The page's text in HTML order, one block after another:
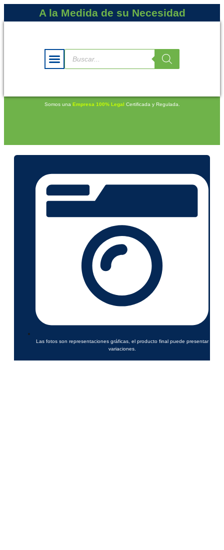
A la Medida de su Necesidad
Somos una Empresa 100% Legal Certificada y Regulada.
Las fotos son representaciones gráficas, el producto final puede presentar
variaciones.